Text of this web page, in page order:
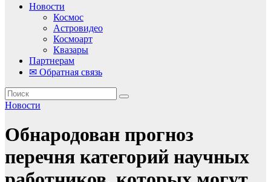
Новости
Космос
Астровидео
Космоарт
Квазары
Партнерам
✉ Обратная связь
Новости
Обнародован прогноз
перечня категорий научных